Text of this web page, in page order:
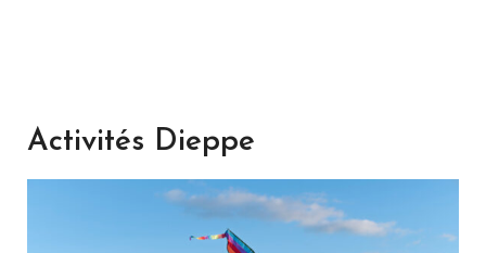
Activités Dieppe